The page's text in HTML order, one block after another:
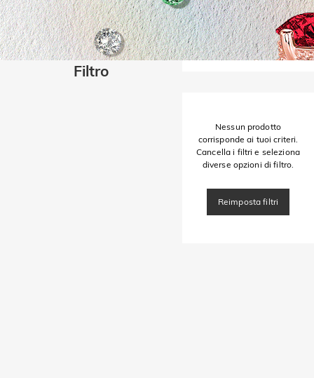
Filtro
Nessun prodotto
corrisponde ai tuoi criteri.
Cancella i filtri e seleziona
diverse opzioni di filtro.
Reimposta filtri